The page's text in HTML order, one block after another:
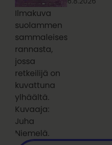
Ilmakuva
suolammen
sammaleisesta
rannasta,
jossa
retkeilijä on
kuvattuna
ylhäältä.
Kuvaaja:
Juha
Niemelä.